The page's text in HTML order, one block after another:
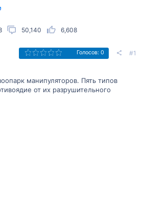
50,140 6,608
Голосов: 0 #1
манипуляторов. Пять типов
от их разрушительного